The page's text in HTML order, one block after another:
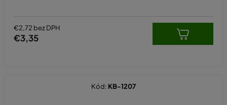
€2,72 bez DPH
€3,35
Kód: KB-1207